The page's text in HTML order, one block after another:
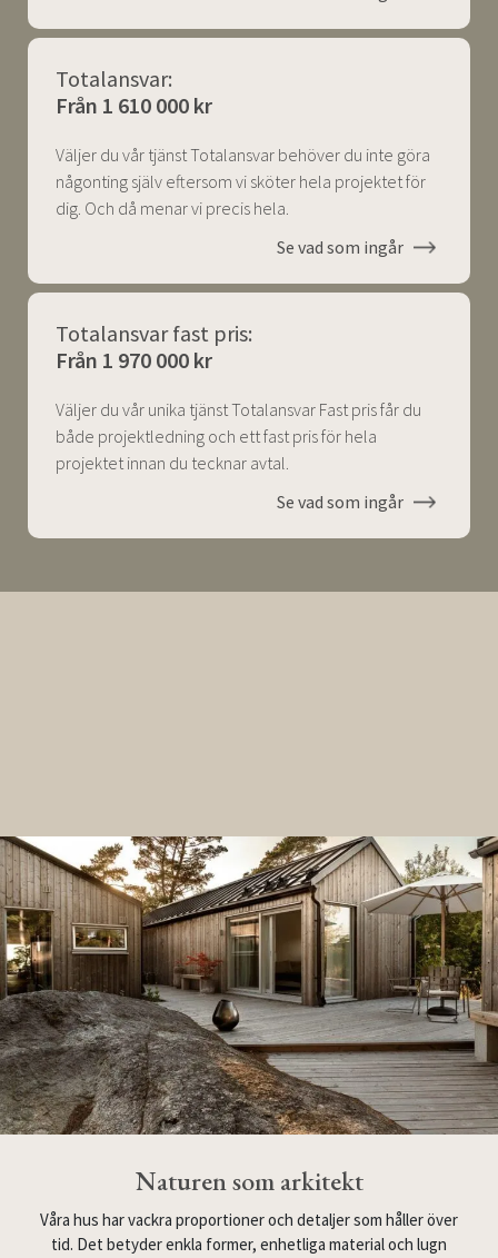
Totalansvar:
Från 1 610 000 kr
Väljer du vår tjänst Totalansvar behöver du inte göra
någonting själv eftersom vi sköter hela projektet för
dig. Och då menar vi precis hela.
Se vad som ingår
Totalansvar fast pris:
Från 1 970 000 kr
Väljer du vår unika tjänst Totalansvar Fast pris får du
både projektledning och ett fast pris för hela
projektet innan du tecknar avtal.
Se vad som ingår
Naturen som arkitekt
Våra hus har vackra proportioner och detaljer som håller över
tid. Det betyder enkla former, enhetliga material och lugn